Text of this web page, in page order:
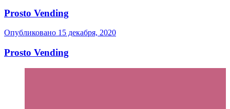
Prosto Vending
Опубликовано 15 декабря, 2020
Prosto Vending